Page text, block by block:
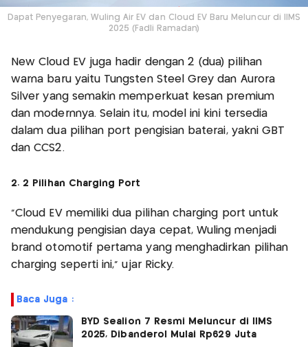
Dapat Penyegaran, Wuling Air EV dan Cloud EV Baru Meluncur di IIMS
2025 (Fadli Ramadan)
New Cloud EV juga hadir dengan 2 (dua) pilihan
warna baru yaitu Tungsten Steel Grey dan Aurora
Silver yang semakin memperkuat kesan premium
dan modernnya. Selain itu, model ini kini tersedia
dalam dua pilihan port pengisian baterai, yakni GBT
dan CCS2.
2. 2 Pilihan Charging Port
"Cloud EV memiliki dua pilihan charging port untuk
mendukung pengisian daya cepat, Wuling menjadi
brand otomotif pertama yang menghadirkan pilihan
charging seperti ini," ujar Ricky.
Baca Juga :
BYD Sealion 7 Resmi Meluncur di IIMS
2025, Dibanderol Mulai Rp629 Juta